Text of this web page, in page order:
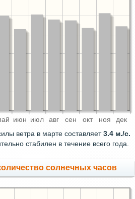
июн июл авг сен окт ноя дек
ветра в марте составляет3.4 м./с.
стабилен в течение всего года.
солнечных часов